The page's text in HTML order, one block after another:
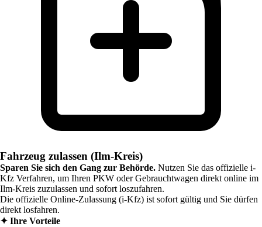
Fahrzeug zulassen (Ilm-Kreis)
Sparen Sie sich den Gang zur Behörde. Nutzen Sie das offizielle i-
Kfz Verfahren, um Ihren PKW oder Gebrauchtwagen direkt online im
Ilm-Kreis zuzulassen und sofort loszufahren.
Die offizielle Online-Zulassung (i-Kfz) ist sofort gültig und Sie dürfen
direkt losfahren.
✦ Ihre Vorteile